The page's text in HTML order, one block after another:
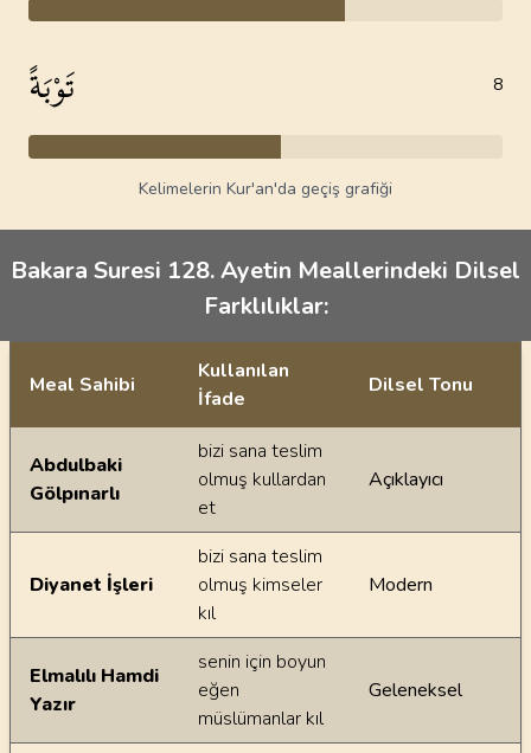
تَوْبَةً 8
Kelimelerin Kur'an'da geçiş grafiği
Bakara Suresi 128. Ayetin Meallerindeki Dilsel
Farklılıklar:
Ayetin meallerindeki dilsel farklılıklar
Meal Sahibi
Kullanılan
İfade
Dilsel Tonu
Abdulbaki
Gölpınarlı
bizi sana teslim
olmuş kullardan
et
Açıklayıcı
Diyanet İşleri
bizi sana teslim
olmuş kimseler
kıl
Modern
Elmalılı Hamdi
Yazır
senin için boyun
eğen
müslümanlar kıl
Geleneksel